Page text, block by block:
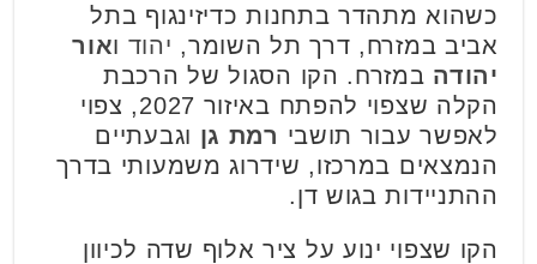
כשהוא מתהדר בתחנות כדיזינגוף בתל
אביב במזרח, דרך תל השומר, יהוד ואור
יהודה במזרח. הקו הסגול של הרכבת
הקלה שצפוי להפתח באיזור 2027, צפוי
לאפשר עבור תושבי רמת גן וגבעתיים
הנמצאים במרכזו, שידרוג משמעותי בדרך
ההתניידות בגוש דן.
הקו שצפוי ינוע על ציר אלוף שדה לכיוון